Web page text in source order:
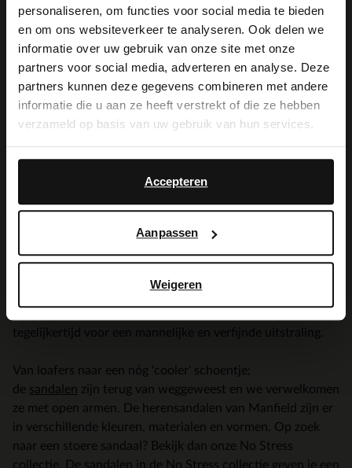
personaliseren, om functies voor social media te bieden
en om ons websiteverkeer te analyseren. Ook delen we
informatie over uw gebruik van onze site met onze
partners voor social media, adverteren en analyse. Deze
partners kunnen deze gegevens combineren met andere
informatie die u aan ze heeft verstrekt of die ze hebben
verzameld op basis van uw gebruik van hun services.
Accepteren
Aanpassen
Weigeren
3. van sandaal tot sneaker
Perfect passend bij het nieuwe seizoen en daarom zo
geschikt als vaderdagcadeau zijn onze schoenen uit de
zomercollectie. De zomercollectie van Manfield is gevuld
met schoenen voor verschillende gelegenheden tijdens het
zomerseizoen. Een tuinfeestje? Bekijk dan onze lichte
sneakers met plateauzool. De
schoen. De sneakers gemaakt van nubuck is het ideale paar
schoenen voor verschillende looks.
Van een tuinfeestje naar het bijwonen van een bruiloft?
tegelijkertijd voor een mannelijke en verfijnde uitstraling.
Van loafers naar een nóg 'cooler' schoentje;
de sandalen zijn terug van weggeweest en we verwelkomen
ze met open armen. De herensandalen van Manfield zijn er
in verschillende kleuren, materialen en vormen. Op zoek
naar een stoere sandaal? Bekijk dan onze No Stress
collectie. De sandalen in de No Stress collectie geven je een
×
View this website in English?
It looks like your language isn't Dutch. Would
you like to switch to English?
English